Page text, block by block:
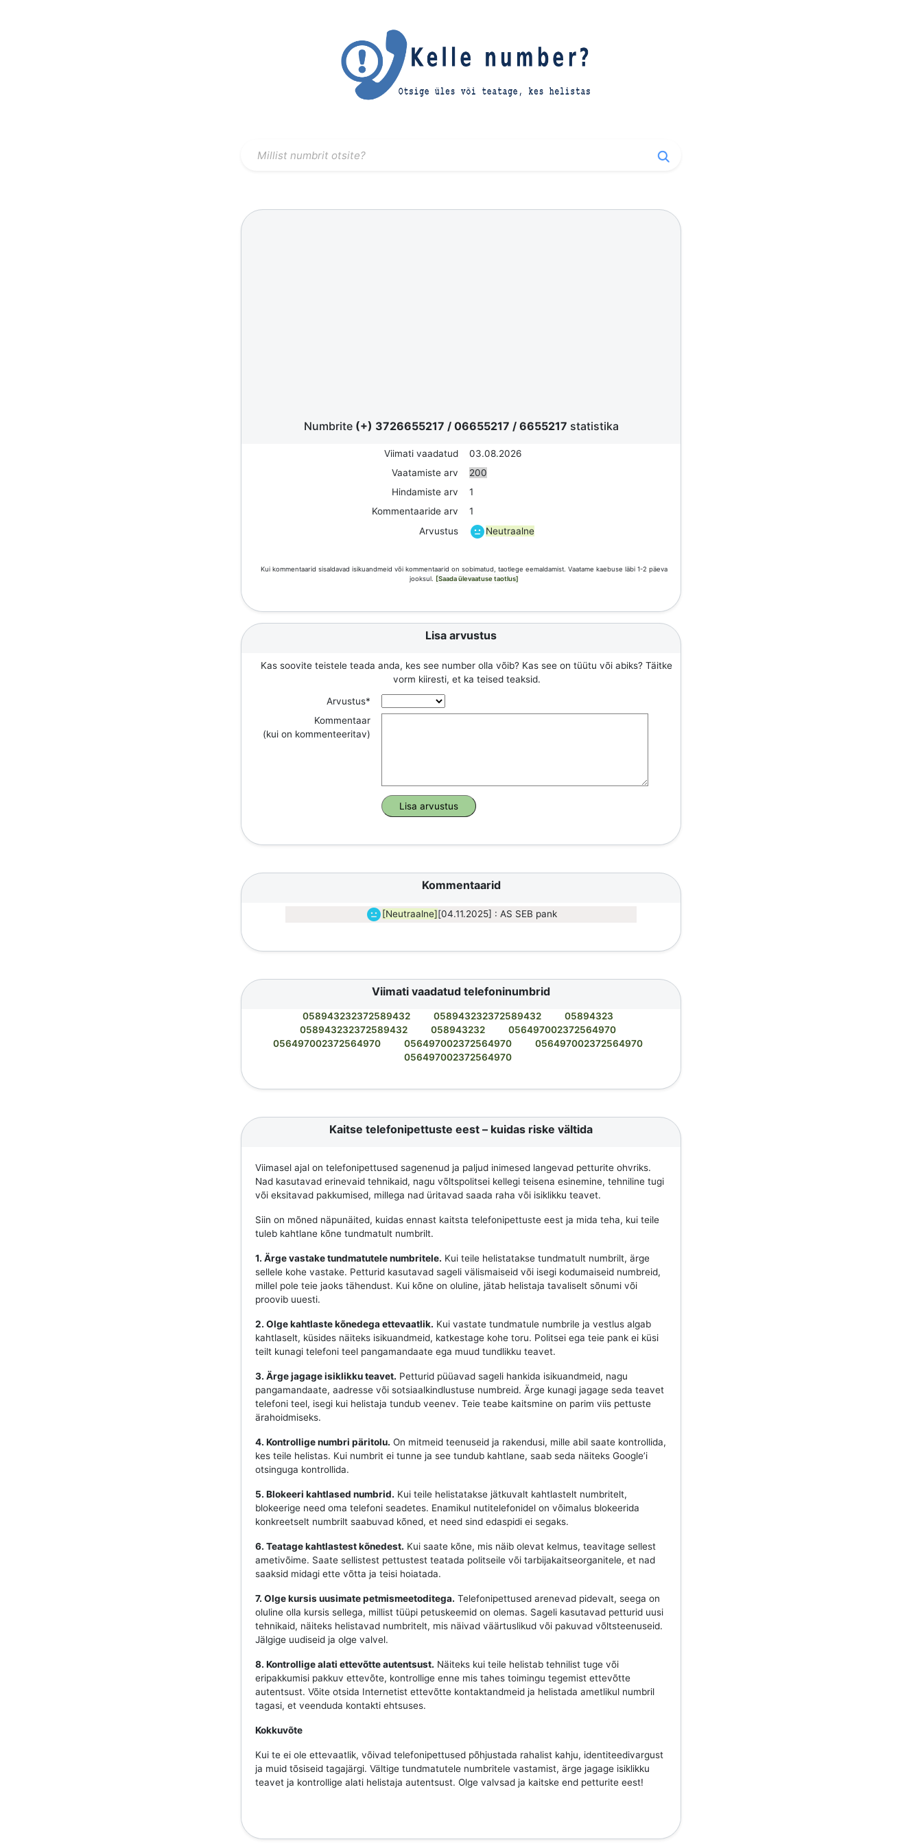
Numbrite (+) 3726655217 /06655217 /6655217 statistika
Viimati vaadatud
03.08.2026
Vaatamiste arv
200
Hindamiste arv
1
Kommentaaride arv
1
Arvustus
Neutraalne
Kui kommentaarid sisaldavad isikuandmeid või kommentaarid on sobimatud, taotlege eemaldamist. Vaatame kaebuse läbi 1-2 päeva
jooksul.
[Saada ülevaatuse taotlus]
Lisa arvustus
Kas soovite teistele teada anda, kes see number olla võib? Kas see on tüütu või abiks? Täitke
vorm kiiresti, et ka teised teaksid.
Arvustus*
Kommentaar
(kui on kommenteeritav)
Kommentaarid
[Neutraalne][04.11.2025] : AS SEB pank
Viimati vaadatud telefoninumbrid
058943232372589432 058943232372589432
05894323
058943232372589432
058943232
056497002372564970
056497002372564970
056497002372564970
056497002372564970
056497002372564970
Kaitse telefonipettuste eest – kuidas riske vältida
Viimasel ajal on telefonipettused sagenenud ja paljud inimesed langevad petturite ohvriks.
Nad kasutavad erinevaid tehnikaid, nagu võltspolitsei kellegi teisena esinemine, tehniline tugi
või eksitavad pakkumised, millega nad üritavad saada raha või isiklikku teavet.
Siin on mõned näpunäited, kuidas ennast kaitsta telefonipettuste eest ja mida teha, kui teile
tuleb kahtlane kõne tundmatult numbrilt.
1. Ärge vastake tundmatutele numbritele. Kui teile helistatakse tundmatult numbrilt, ärge
sellele kohe vastake. Petturid kasutavad sageli välismaiseid või isegi kodumaiseid numbreid,
millel pole teie jaoks tähendust. Kui kõne on oluline, jätab helistaja tavaliselt sõnumi või
proovib uuesti.
2. Olge kahtlaste kõnedega ettevaatlik. Kui vastate tundmatule numbrile ja vestlus algab
kahtlaselt, küsides näiteks isikuandmeid, katkestage kohe toru. Politsei ega teie pank ei küsi
teilt kunagi telefoni teel pangamandaate ega muud tundlikku teavet.
3. Ärge jagage isiklikku teavet. Petturid püüavad sageli hankida isikuandmeid, nagu
pangamandaate, aadresse või sotsiaalkindlustuse numbreid. Ärge kunagi jagage seda teavet
telefoni teel, isegi kui helistaja tundub veenev. Teie teabe kaitsmine on parim viis pettuste
ärahoidmiseks.
4. Kontrollige numbri päritolu. On mitmeid teenuseid ja rakendusi, mille abil saate kontrollida,
kes teile helistas. Kui numbrit ei tunne ja see tundub kahtlane, saab seda näiteks Google’i
otsinguga kontrollida.
5. Blokeeri kahtlased numbrid. Kui teile helistatakse jätkuvalt kahtlastelt numbritelt,
blokeerige need oma telefoni seadetes. Enamikul nutitelefonidel on võimalus blokeerida
konkreetselt numbrilt saabuvad kõned, et need sind edaspidi ei segaks.
6. Teatage kahtlastest kõnedest. Kui saate kõne, mis näib olevat kelmus, teavitage sellest
ametivõime. Saate sellistest pettustest teatada politseile või tarbijakaitseorganitele, et nad
saaksid midagi ette võtta ja teisi hoiatada.
7. Olge kursis uusimate petmismeetoditega. Telefonipettused arenevad pidevalt, seega on
oluline olla kursis sellega, millist tüüpi petuskeemid on olemas. Sageli kasutavad petturid uusi
tehnikaid, näiteks helistavad numbritelt, mis näivad väärtuslikud või pakuvad võltsteenuseid.
Jälgige uudiseid ja olge valvel.
8. Kontrollige alati ettevõtte autentsust. Näiteks kui teile helistab tehnilist tuge või
eripakkumisi pakkuv ettevõte, kontrollige enne mis tahes toimingu tegemist ettevõtte
autentsust. Võite otsida Internetist ettevõtte kontaktandmeid ja helistada ametlikul numbril
tagasi, et veenduda kontakti ehtsuses.
Kokkuvõte
Kui te ei ole ettevaatlik, võivad telefonipettused põhjustada rahalist kahju, identiteedivargust
ja muid tõsiseid tagajärgi. Vältige tundmatutele numbritele vastamist, ärge jagage isiklikku
teavet ja kontrollige alati helistaja autentsust. Olge valvsad ja kaitske end petturite eest!